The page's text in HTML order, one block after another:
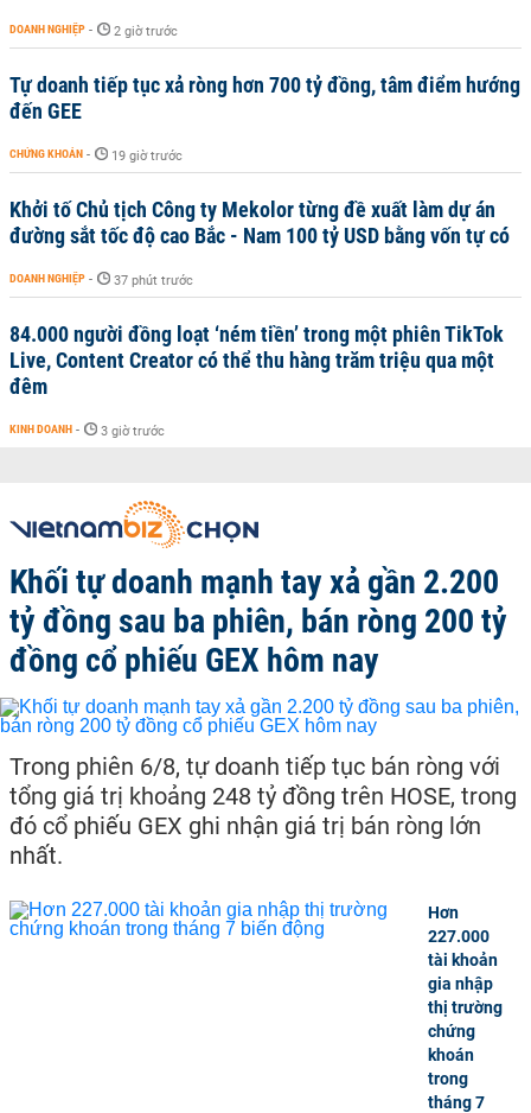
DOANH NGHIỆP - 2 giờ trước
Tự doanh tiếp tục xả ròng hơn 700 tỷ đồng, tâm điểm hướng
đến GEE
CHỨNG KHOÁN - 19 giờ trước
Khởi tố Chủ tịch Công ty Mekolor từng đề xuất làm dự án
đường sắt tốc độ cao Bắc - Nam 100 tỷ USD bằng vốn tự có
DOANH NGHIỆP - 37 phút trước
84.000 người đồng loạt ‘ném tiền’ trong một phiên TikTok
Live, Content Creator có thể thu hàng trăm triệu qua một
đêm
KINH DOANH - 3 giờ trước
Khối tự doanh mạnh tay xả gần 2.200
tỷ đồng sau ba phiên, bán ròng 200 tỷ
đồng cổ phiếu GEX hôm nay
Trong phiên 6/8, tự doanh tiếp tục bán ròng với
tổng giá trị khoảng 248 tỷ đồng trên HOSE, trong
đó cổ phiếu GEX ghi nhận giá trị bán ròng lớn
nhất.
Hơn
227.000
tài khoản
gia nhập
thị trường
chứng
khoán
trong
tháng 7